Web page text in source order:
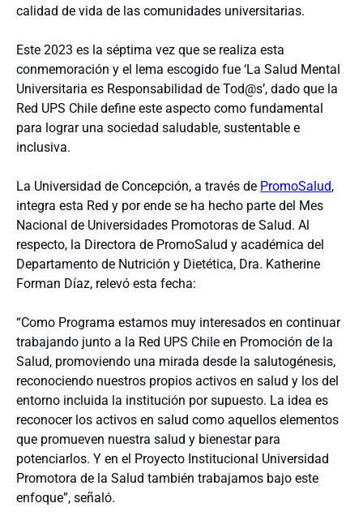
calidad de vida de las comunidades universitarias.
Este 2023 es la séptima vez que se realiza esta
conmemoración y el lema escogido fue ‘La Salud Mental
Universitaria es Responsabilidad de Tod@s’, dado que la
Red UPS Chile define este aspecto como fundamental
para lograr una sociedad saludable, sustentable e
inclusiva.
La Universidad de Concepción, a través de PromoSalud,
integra esta Red y por ende se ha hecho parte del Mes
Nacional de Universidades Promotoras de Salud. Al
respecto, la Directora de PromoSalud y académica del
Departamento de Nutrición y Dietética, Dra. Katherine
Forman Díaz, relevó esta fecha:
“Como Programa estamos muy interesados en continuar
trabajando junto a la Red UPS Chile en Promoción de la
Salud, promoviendo una mirada desde la salutogénesis,
reconociendo nuestros propios activos en salud y los del
entorno incluida la institución por supuesto. La idea es
reconocer los activos en salud como aquellos elementos
que promueven nuestra salud y bienestar para
potenciarlos. Y en el Proyecto Institucional Universidad
Promotora de la Salud también trabajamos bajo este
enfoque”, señaló.